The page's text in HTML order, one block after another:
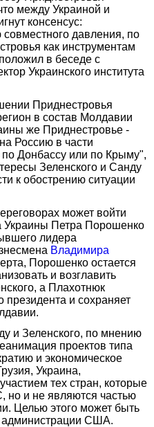
между Украиной и
консенсус:
давления, по
как инструментам
в беседе с
Украинского института
Приднестровья
в состав Молдавии
же Приднестровье -
Россию в части
по Донбассу или по Крыму",
Зеленского и Санду
к обострению ситуации
может войти
Украины Петра Порошенко
лидера
Владимира
Порошенко остается
и возглавить
а Плахотнюк
и сохраняет
и Зеленского, по мнению
проектов типа
и экономическое
Украина,
тех стран, которые
и не являются частью
Целью этого может быть
администрации США.